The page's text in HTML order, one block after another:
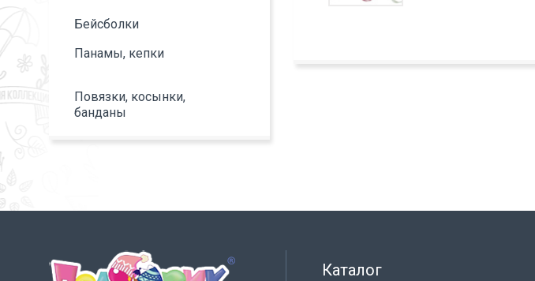
Бейсболки
Панамы, кепки
Повязки, косынки,
банданы
Каталог